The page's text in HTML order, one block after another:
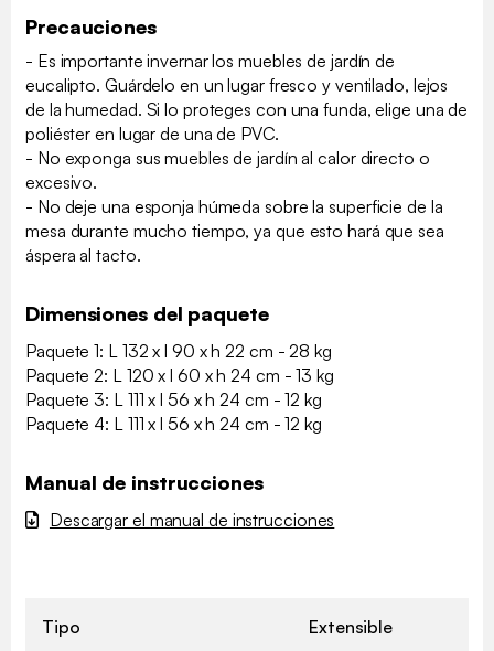
Precauciones
- Es importante invernar los muebles de jardín de
eucalipto. Guárdelo en un lugar fresco y ventilado, lejos
de la humedad. Si lo proteges con una funda, elige una de
poliéster en lugar de una de PVC.
- No exponga sus muebles de jardín al calor directo o
excesivo.
- No deje una esponja húmeda sobre la superficie de la
mesa durante mucho tiempo, ya que esto hará que sea
áspera al tacto.
Dimensiones del paquete
Paquete 1: L 132 x l 90 x h 22 cm - 28 kg
Paquete 2: L 120 x l 60 x h 24 cm - 13 kg
Paquete 3: L 111 x l 56 x h 24 cm - 12 kg
Paquete 4: L 111 x l 56 x h 24 cm - 12 kg
Manual de instrucciones
Descargar el manual de instrucciones
Tipo Extensible